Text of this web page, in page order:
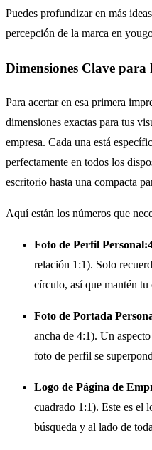
Puedes profundizar en más
percepción de la marca en
Dimensiones Clave
Para acertar en esa primera
dimensiones exactas para tus
empresa. Cada una está
perfectamente en todos los
escritorio hasta una compacta
Aquí están los números que
Foto de Perfil Personal:
relación 1:1). Solo
círculo, así que mantén tu
Foto de Portada
ancha de 4:1). Un
foto de perfil se
Logo de Página de
cuadrado 1:1). Este es el
búsqueda y al lado de